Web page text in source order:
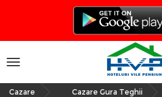
Cazare Cazare Gura Teghii